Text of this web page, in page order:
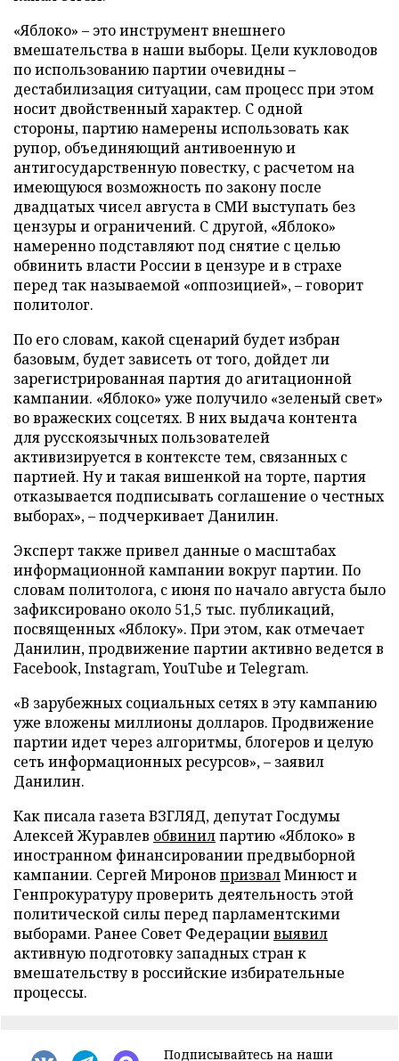
«Яблоко» – это инструмент внешнего
вмешательства в наши выборы. Цели кукловодов
по использованию партии очевидны –
дестабилизация ситуации, сам процесс при этом
носит двойственный характер. С одной
стороны, партию намерены использовать как
рупор, объединяющий антивоенную и
антигосударственную повестку, с расчетом на
имеющуюся возможность по закону после
двадцатых чисел августа в СМИ выступать без
цензуры и ограничений. С другой, «Яблоко»
намеренно подставляют под снятие с целью
обвинить власти России в цензуре и в страхе
перед так называемой «оппозицией», – говорит
политолог.
По его словам, какой сценарий будет избран
базовым, будет зависеть от того, дойдет ли
зарегистрированная партия до агитационной
кампании. «Яблоко» уже получило «зеленый свет»
во вражеских соцсетях. В них выдача контента
для русскоязычных пользователей
активизируется в контексте тем, связанных с
партией. Ну и такая вишенкой на торте, партия
отказывается подписывать соглашение о честных
выборах», – подчеркивает Данилин.
Эксперт также привел данные о масштабах
информационной кампании вокруг партии. По
словам политолога, с июня по начало августа было
зафиксировано около 51,5 тыс. публикаций,
посвященных «Яблоку». При этом, как отмечает
Данилин, продвижение партии активно ведется в
Facebook, Instagram, YouTube и Telegram.
«В зарубежных социальных сетях в эту кампанию
уже вложены миллионы долларов. Продвижение
партии идет через алгоритмы, блогеров и целую
сеть информационных ресурсов», – заявил
Данилин.
Как писала газета ВЗГЛЯД, депутат Госдумы
Алексей Журавлев обвинилпартию «Яблоко» в
иностранном финансировании предвыборной
кампании. Сергей Миронов призвалМинюст и
Генпрокуратуру проверить деятельность этой
политической силы перед парламентскими
выборами. Ранее Совет Федерациивыявил
активную подготовку западных стран к
вмешательству в российские избирательные
процессы.
Подписывайтесь на наши